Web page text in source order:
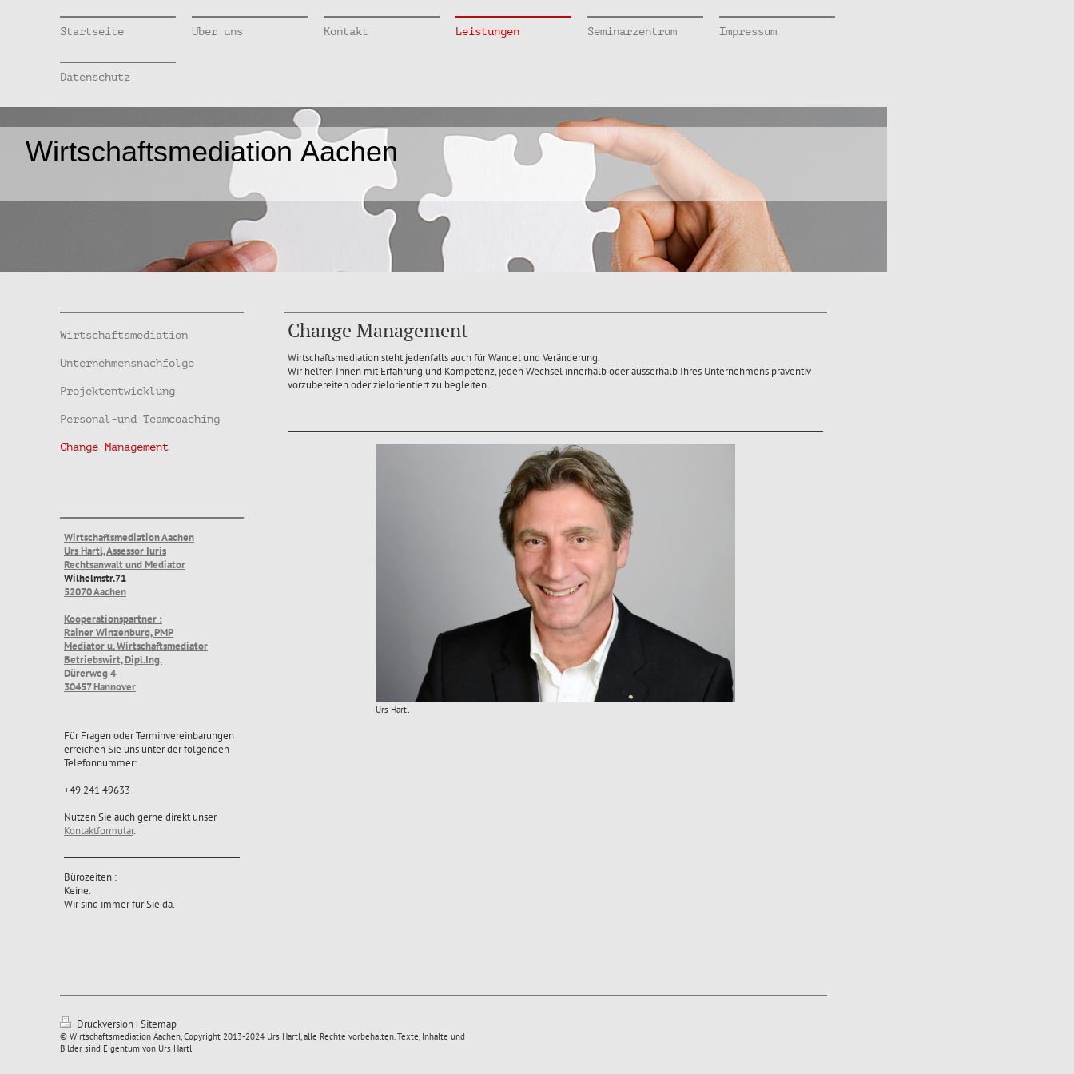
Startseite Über uns Kontakt Leistungen Seminarzentrum Impressum
Datenschutz
Wirtschaftsmediation Aachen
Wirtschaftsmediation
Unternehmensnachfolge
Projektentwicklung
Personal-und Teamcoaching
Change Management
Wirtschaftsmediation Aachen
Urs Hartl, Assessor Iuris
Rechtsanwalt und Mediator
Wilhelmstr.71
52070 Aachen
Kooperationspartner :
Rainer Winzenburg, PMP
Mediator u. Wirtschaftsmediator
Betriebswirt, Dipl.Ing.
Dürerweg 4
30457 Hannover
Für Fragen oder Terminvereinbarungen
erreichen Sie uns unter der folgenden
Telefonnummer:
+49 241 49633
Nutzen Sie auch gerne direkt unser
Kontaktformular.
Bürozeiten :
Keine.
Wir sind immer für Sie da.
Change Management
Wirtschaftsmediation steht jedenfalls auch für Wandel und Veränderung.
Wir helfen Ihnen mit Erfahrung und Kompetenz, jeden Wechsel innerhalb oder ausserhalb Ihres Unternehmens präventiv
vorzubereiten oder zielorientiert zu begleiten.
Urs Hartl
Druckversion | Sitemap
© Wirtschaftsmediation Aachen, Copyright 2013-2024 Urs Hartl, alle Rechte vorbehalten. Texte, Inhalte und
Bilder sind Eigentum von Urs Hartl